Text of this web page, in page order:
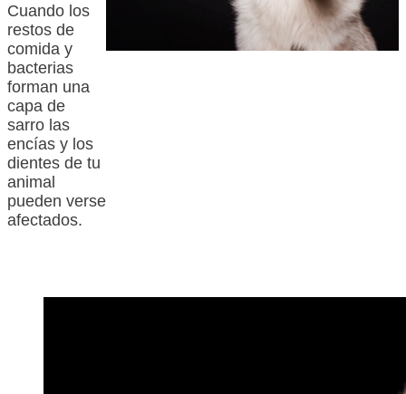
Cuando los
restos de
comida y
bacterias
forman una
capa de
sarro las
encías y los
dientes de tu
animal
pueden verse
afectados.